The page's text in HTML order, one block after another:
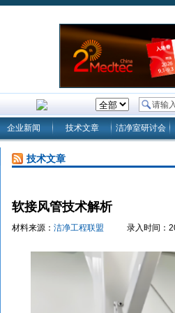
企业新闻 技术文章 洁净室研讨会
技术文章
软接风管技术解析
材料来源： 洁净工程联盟 录入时间：